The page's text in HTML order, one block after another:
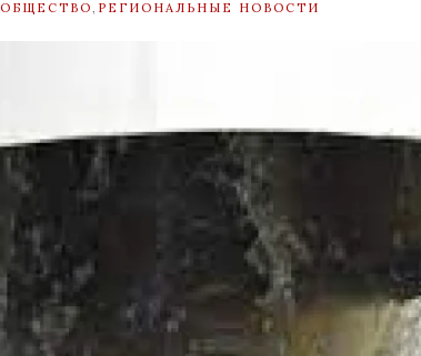
ОБЩЕСТВО РЕГИОНАЛЬНЫЕ НОВОСТИ